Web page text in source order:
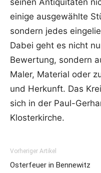
einige ausgewählte
sondern jedes
Dabei geht es nicht
Bewertung, sondern
Maler, Material oder
und Herkunft. Das
sich in der Paul-
Klosterkirche.
Vorheriger Artikel
Osterfeuer in Bennewitz